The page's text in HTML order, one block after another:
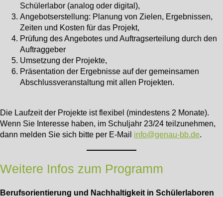
Schülerlabor (analog oder digital),
Angebotserstellung: Planung von Zielen, Ergebnissen,
Zeiten und Kosten für das Projekt,
Prüfung des Angebotes und Auftragserteilung durch den
Auftraggeber
Umsetzung der Projekte,
Präsentation der Ergebnisse auf der gemeinsamen
Abschlussveranstaltung mit allen Projekten.
Die Laufzeit der Projekte ist flexibel (mindestens 2 Monate).
Wenn Sie Interesse haben, im Schuljahr 23/24 teilzunehmen,
dann melden Sie sich bitte per E-Mail info@genau-bb.de.
Weitere Infos zum Programm
Berufsorientierung und Nachhaltigkeit in Schülerlaboren